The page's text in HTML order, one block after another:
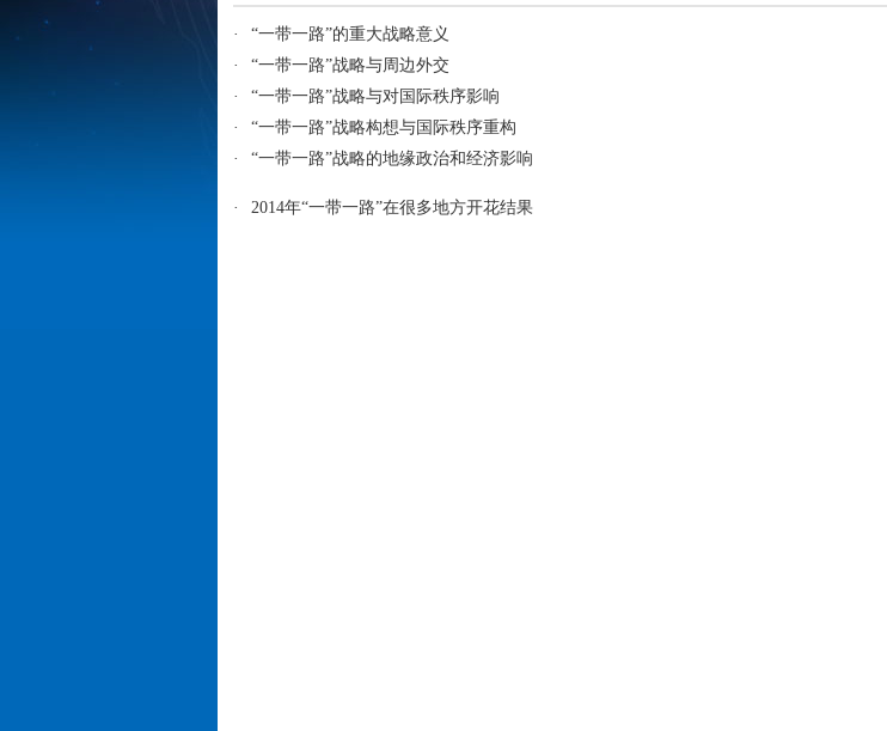
·
“一带一路”的重大战略意义
·
“一带一路”战略与周边外交
·
“一带一路”战略与对国际秩序影响
·
“一带一路”战略构想与国际秩序重构
·
“一带一路”战略的地缘政治和经济影响
· 2014年“一带一路”在很多地方开花结果